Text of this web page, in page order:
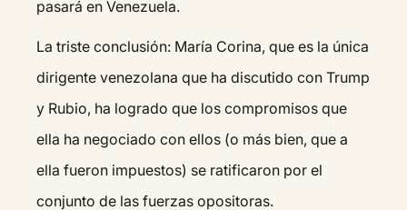
pasará en Venezuela.
La triste conclusión: María Corina, que es la única
dirigente venezolana que ha discutido con Trump
y Rubio, ha logrado que los compromisos que
ella ha negociado con ellos (o más bien, que a
ella fueron impuestos) se ratificaron por el
conjunto de las fuerzas opositoras.